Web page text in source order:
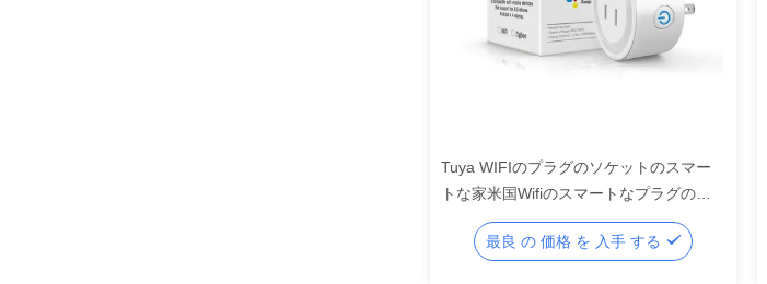
Tuya WIFIのプラグのソケットのスマー
トな家米国Wifiのスマートなプラグのソ
ケット
最良 の 価格 を 入手 する